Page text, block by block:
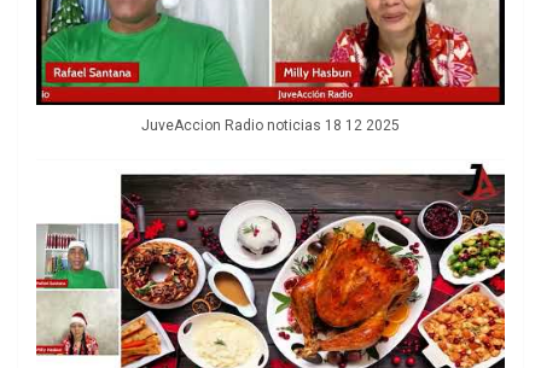
JuveAccion Radio noticias 18 12 2025